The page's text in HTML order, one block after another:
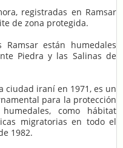
registradas en Ramsar
de zona protegida.
están humedales
Piedra y las Salinas de
ciudad iraní en 1971, es un
para la protección
como hábitat
migratorias en todo el
1982.